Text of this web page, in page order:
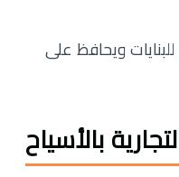
للبنايات ويحافظ على
بالأسياح